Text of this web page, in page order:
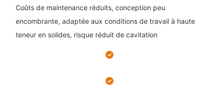
Coûts de maintenance réduits, conception peu
encombrante, adaptée aux conditions de travail à haute
teneur en solides, risque réduit de cavitation